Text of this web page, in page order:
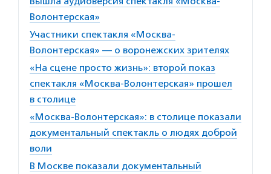
Волонтерская»
Участники спектакля «Москва-
Волонтерская» — о воронежских зрителях
«На сцене просто жизнь»: второй показ
спектакля «Москва-Волонтерская» прошел
в столице
«Москва-Волонтерская»: в столице показали
документальный спектакль о людях доброй
воли
В Москве показали документальный